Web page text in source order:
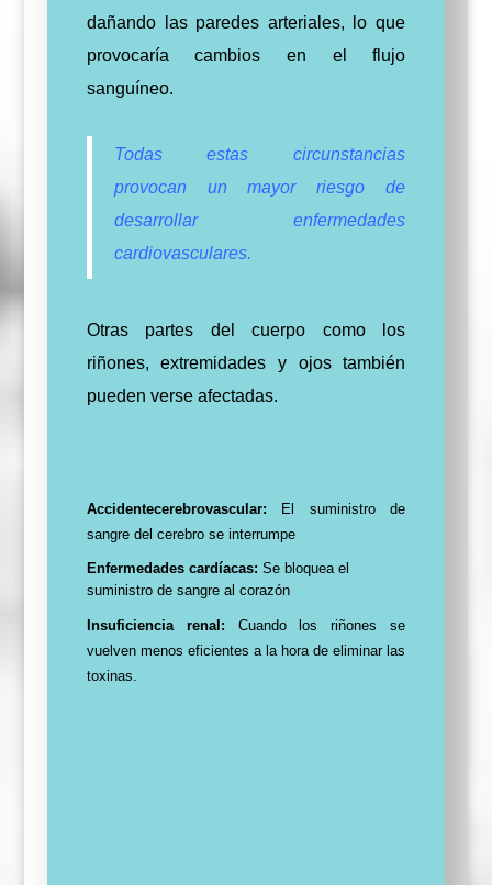
dañando las paredes arteriales, lo que
provocaría cambios en el flujo
sanguíneo.
Todas estas circunstancias
provocan un mayor riesgo de
desarrollar enfermedades
cardiovasculares.
Otras partes del cuerpo como los
riñones, extremidades y ojos también
pueden verse afectadas.
Accidentecerebrovascular:
El suministro de
sangre del cerebro se interrumpe
Enfermedades cardíacas: Se bloquea el
suministro de sangre al corazón
Insuficiencia renal: Cuando los riñones se
vuelven menos eficientes a la hora de eliminar las
toxinas.